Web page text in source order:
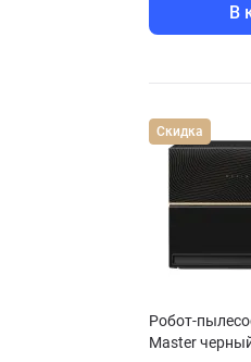
В
Скидка
Робот-
Master